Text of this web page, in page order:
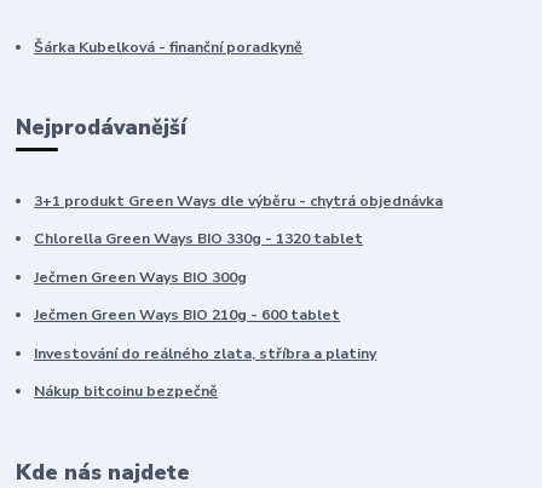
Šárka Kubelková - finanční poradkyně
Nejprodávanější
3+1 produkt Green Ways dle výběru - chytrá objednávka
Chlorella Green Ways BIO 330g - 1320 tablet
Ječmen Green Ways BIO 300g
Ječmen Green Ways BIO 210g - 600 tablet
Investování do reálného zlata, stříbra a platiny
Nákup bitcoinu bezpečně
Kde nás najdete